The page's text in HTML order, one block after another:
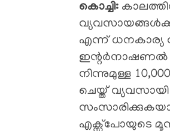
​കൊച്ചി:
എന്ന് ധനകാര്യ
ഇന്റർനാഷണൽ
നിന്നുമുള്ള
ചെയ്ത്
എക്സ്പോയുടെ